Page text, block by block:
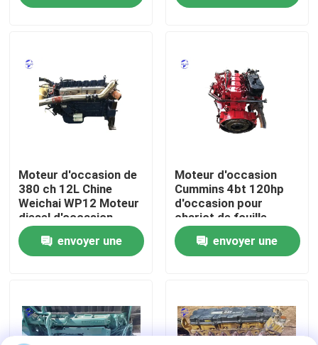
Visite d'usine
Contrôle de la qualité
Demande de soumission
Moteur de Deutz
Cummins Engine
Moteur d'occasion de
380 ch 12L Chine
Weichai WP12 Moteur
diesel d'occasion
envoyer une
Moteur d'occasion
Cummins 4bt 120hp
d'occasion pour
chariot de fouille
envoyer une